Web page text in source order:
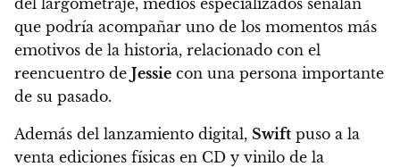
que podría acompañar uno de los momentos más
emotivos de la historia, relacionado con el
reencuentro de Jessie con una persona importante
de su pasado.
Además del lanzamiento digital, Swift puso a la
venta ediciones físicas en CD y vinilo de la